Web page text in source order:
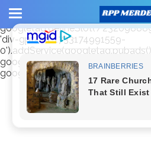
window.googletag =
googletag.cmd.push(function() {
googletag.defineSlot('/
'div-gpt-ad-1733174991559-
googletag.enableServices(); });